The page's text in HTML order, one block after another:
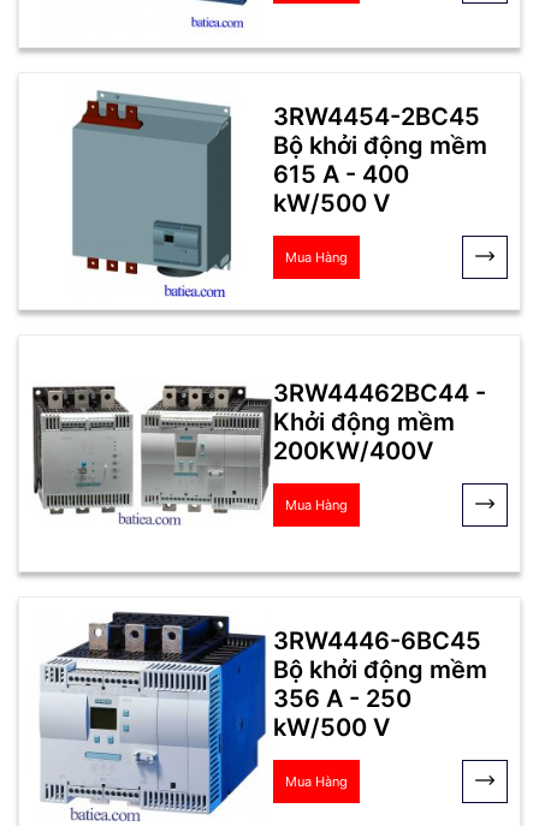
3RW4454-2BC45
Bộ khởi động mềm
615 A - 400
kW/500 V
Mua Hàng
3RW44462BC44 -
Khởi động mềm
200KW/400V
Mua Hàng
3RW4446-6BC45
Bộ khởi động mềm
356 A - 250
kW/500 V
Mua Hàng